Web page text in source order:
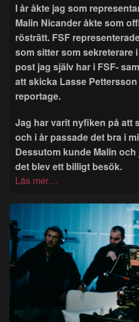
I år åkte jag som
Malin Nicander åkte som
rösträtt. FSF
som sitter som sekreterare
post jag själv har i FSF-
att skicka Lasse
reportage.
Jag har varit nyfiken på att
och i år passade det bra i
Dessutom kunde Malin
det blev ett billigt besök.
Läs mer…